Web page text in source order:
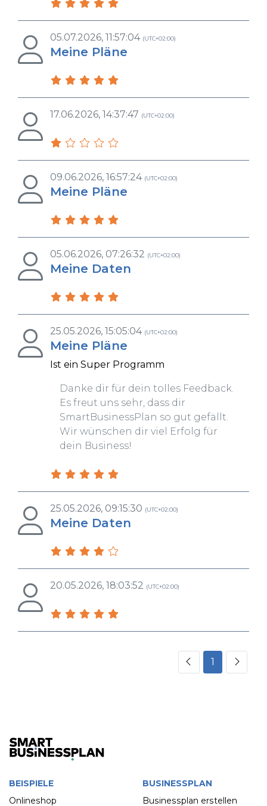
05.07.2026, 11:57:04 (UTC+02:00)
Meine Pläne
17.06.2026, 14:37:47 (UTC+02:00)
09.06.2026, 16:57:24 (UTC+02:00)
Meine Pläne
05.06.2026, 07:26:32 (UTC+02:00)
Meine Daten
25.05.2026, 15:05:04 (UTC+02:00)
Meine Pläne
Ist ein Super Programm
Danke dir für dein tolles Feedback.
Es freut uns sehr, dass dir
SmartBusinessPlan so gut gefällt.
Wir wünschen dir viel Erfolg für
dein Business!
25.05.2026, 09:15:30 (UTC+02:00)
Meine Daten
20.05.2026, 18:03:52 (UTC+02:00)
1
BEISPIELE
Onlineshop
BUSINESSPLAN
Businessplan erstellen